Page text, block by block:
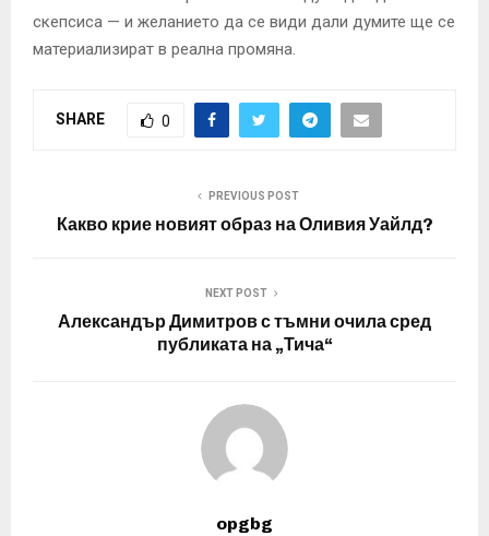
скепсиса — и желанието да се види дали думите ще се
материализират в реална промяна.
SHARE 0
PREVIOUS POST
Какво крие новият образ на Оливия Уайлд?
NEXT POST
Александър Димитров с тъмни очила сред
публиката на „Тича“
opgbg